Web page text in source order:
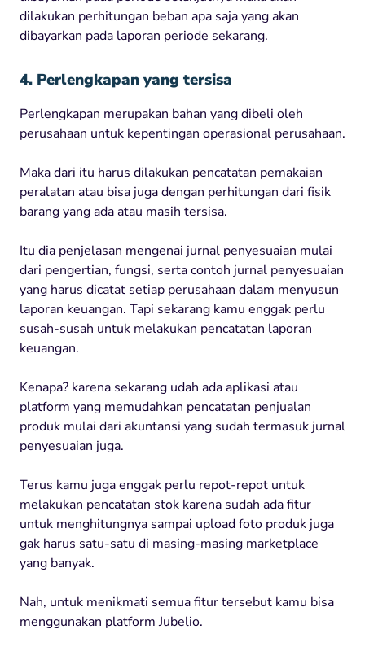
dilakukan perhitungan beban apa saja yang akan
dibayarkan pada laporan periode sekarang.
4. Perlengkapan yang tersisa
Perlengkapan merupakan bahan yang dibeli oleh
perusahaan untuk kepentingan operasional perusahaan.
Maka dari itu harus dilakukan pencatatan pemakaian
peralatan atau bisa juga dengan perhitungan dari fisik
barang yang ada atau masih tersisa.
Itu dia penjelasan mengenai jurnal penyesuaian mulai
dari pengertian, fungsi, serta contoh jurnal penyesuaian
yang harus dicatat setiap perusahaan dalam menyusun
laporan keuangan. Tapi sekarang kamu enggak perlu
susah-susah untuk melakukan pencatatan laporan
keuangan.
Kenapa? karena sekarang udah ada aplikasi atau
platform yang memudahkan pencatatan penjualan
produk mulai dari akuntansi yang sudah termasuk jurnal
penyesuaian juga.
Terus kamu juga enggak perlu repot-repot untuk
melakukan pencatatan stok karena sudah ada fitur
untuk menghitungnya sampai upload foto produk juga
gak harus satu-satu di masing-masing marketplace
yang banyak.
Nah, untuk menikmati semua fitur tersebut kamu bisa
menggunakan platform Jubelio.